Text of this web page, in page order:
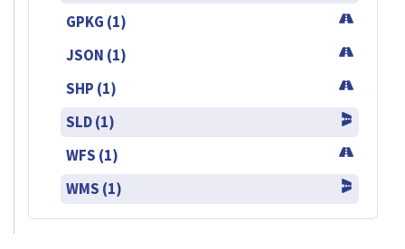
GPKG (1)
JSON (1)
SHP (1)
SLD (1)
WFS (1)
WMS (1)